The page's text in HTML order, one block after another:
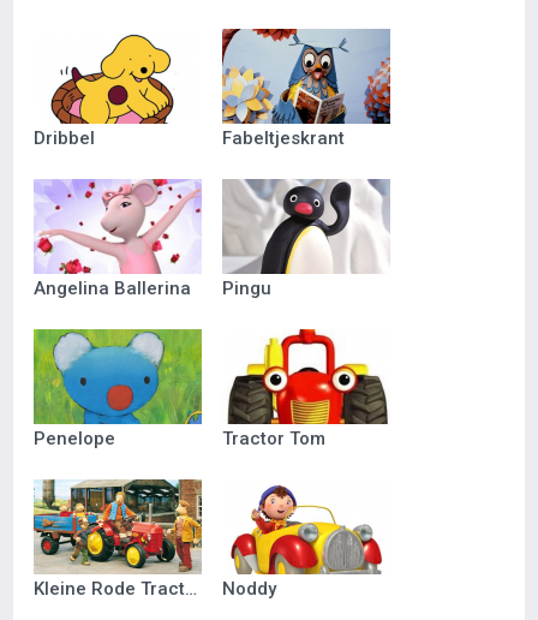
Dribbel Fabeltjeskrant
Angelina Ballerina Pingu
Penelope Tractor Tom
Kleine Rode Tractor Noddy